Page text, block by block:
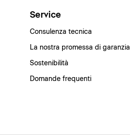
Service
Consulenza tecnica
La nostra promessa di garanzia
Sostenibilità
Domande frequenti